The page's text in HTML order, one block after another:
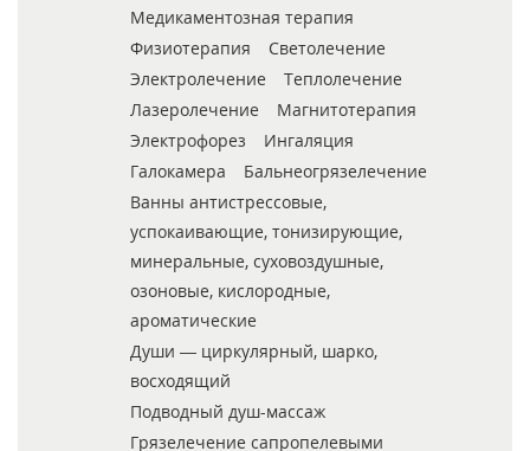
Медикаментозная терапия
Физиотерапия
Светолечение
Электролечение
Теплолечение
Лазеролечение
Магнитотерапия
Электрофорез
Ингаляция
Галокамера
Бальнеогрязелечение
Ванны антистрессовые,
успокаивающие, тонизирующие,
минеральные, суховоздушные,
озоновые, кислородные,
ароматические
Души — циркулярный, шарко,
восходящий
Подводный душ-массаж
Грязелечение сапропелевыми